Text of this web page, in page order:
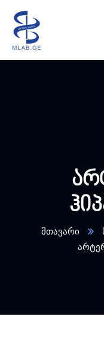
მთავარი